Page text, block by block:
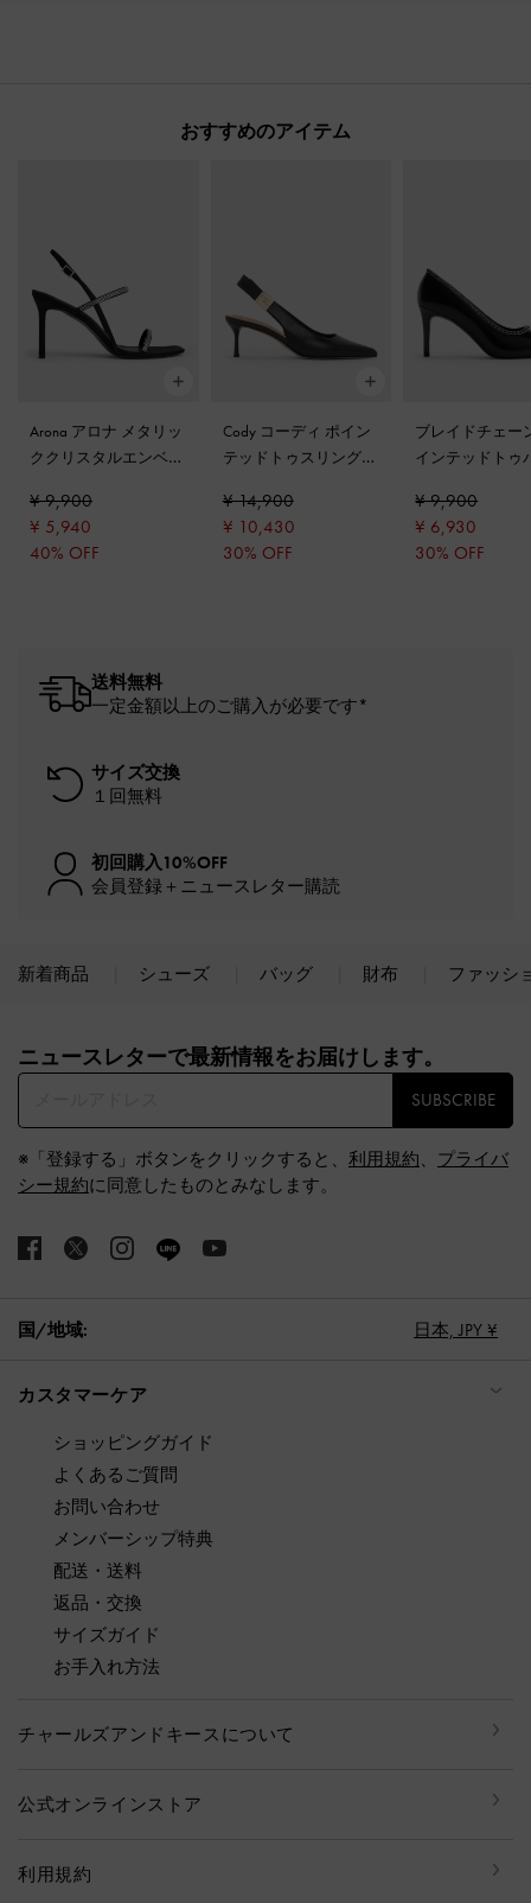
おすすめのアイテム
Arona アロナ メタリッ
ククリスタルエンベリ
ヒールサンダル
ックテクスチャー
¥ 9,900
¥ 5,940
40% OFF
Cody コーディ ポイン
テッドトゥスリングバ
ブラック
¥ 14,900
¥ 10,430
30% OFF
ブレイドチェー
インテッドトゥ
¥ 9,900
¥ 6,930
30% OFF
送料無料
一定金額以上のご購入が必要です*
サイズ交換
１回無料
初回購入10%OFF
会員登録＋ニュースレター購読
新着商品 シューズ バッグ 財布 ファッシ
ニュースレターで最新情報をお届けします。​
SUBSCRIBE
※「登録する」ボタンをクリックすると、 利用規約、 プライバ
シー規約に同意したものとみなします。
国/地域: 日本, JPY ¥
カスタマーケア
ショッピングガイド
よくあるご質問
お問い合わせ
メンバーシップ特典
配送・送料
返品・交換
サイズガイド
お手入れ方法
チャールズアンドキースについて
公式オンラインストア
利用規約